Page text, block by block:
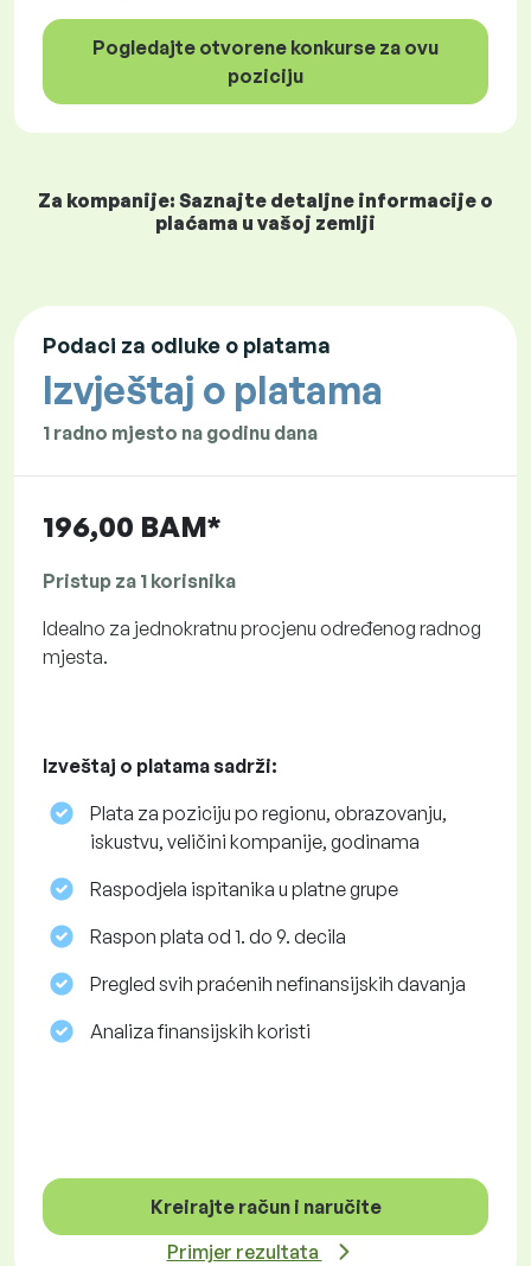
Pogledajte otvorene konkurse za ovu
poziciju
Za kompanije: Saznajte detaljne informacije o
plaćama u vašoj zemlji
Podaci za odluke o platama
Izvještaj o platama
1 radno mjesto na godinu dana
196,00 BAM*
Pristup za 1 korisnika
Idealno za jednokratnu procjenu određenog radnog
mjesta.
Izveštaj o platama sadrži:
Plata za poziciju po regionu, obrazovanju,
iskustvu, veličini kompanije, godinama
Raspodjela ispitanika u platne grupe
Raspon plata od 1. do 9. decila
Pregled svih praćenih nefinansijskih davanja
Analiza finansijskih koristi
Kreirajte račun i naručite
Primjer rezultata